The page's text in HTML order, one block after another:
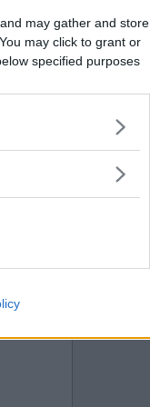
may gather and store
may click to grant or
specified purposes